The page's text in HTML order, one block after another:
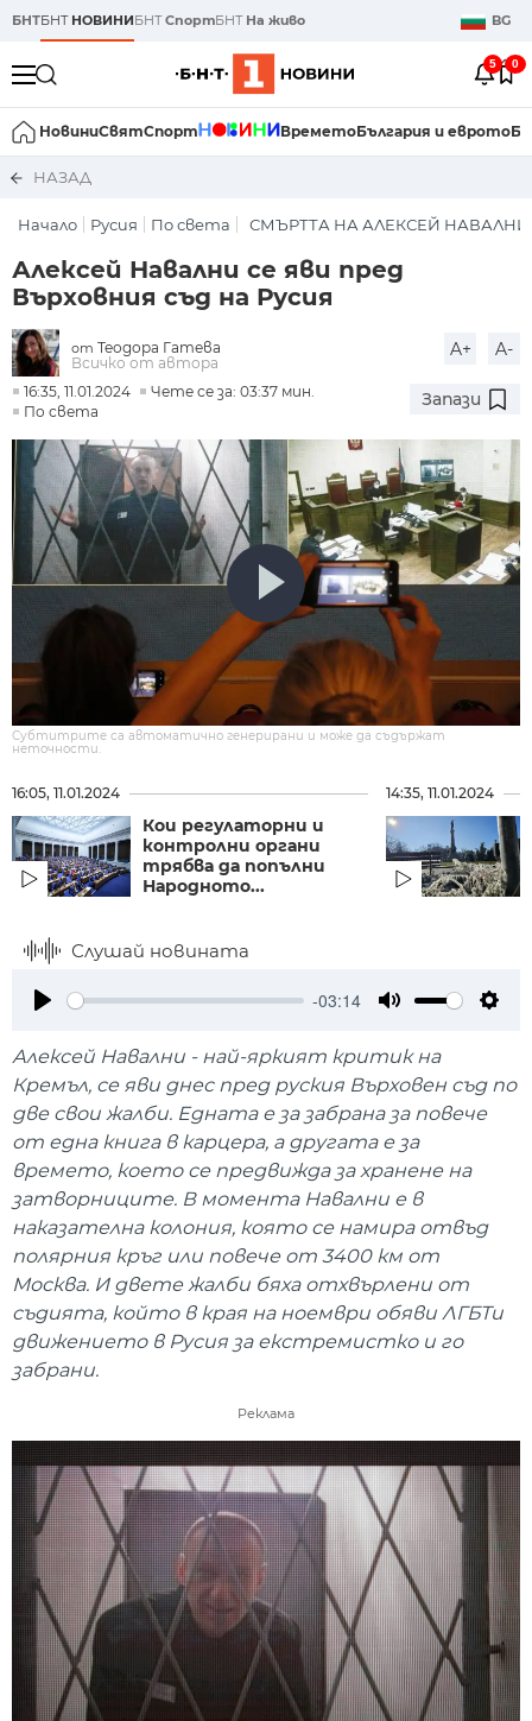
БНТБНТ НОВИНИБНТСпортБНТ На живо BG
5 0
НовиниСвятСпорт ВреметоБългария и еврото
НАЗАД
Начало Русия По света СМЪРТТА НА АЛЕКСЕЙ НАВАЛНИ
Алексей Навални се яви пред
Върховния съд на Русия
от Теодора Гатева
Всичко от автора
A+ A-
16:35, 11.01.2024
Чете се за: 03:37 мин.
По света
Запази
Субтитрите са автоматично генерирани и може да съдържат
неточности.
16:05, 11.01.2024
Кои регулаторни и
контролни органи
трябва да попълни
Народното...
14:35, 11.01.2024
Слушай новината
-03:14
Алексей Навални - най-яркият критик на
Кремъл, се яви днес пред руския Върховен съд по
две свои жалби. Едната е за забрана за повече
от една книга в карцера, а другата е за
времето, което се предвижда за хранене на
затворниците. В момента Навални е в
наказателна колония, която се намира отвъд
полярния кръг или повече от 3400 км от
Москва. И двете жалби бяха отхвърлени от
съдията, който в края на ноември обяви ЛГБТи
движението в Русия за екстремистко и го
забрани.
Реклама